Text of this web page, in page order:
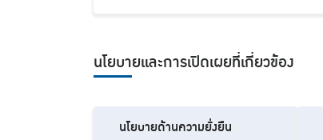
นโยบายและการเปิดเผยที่เกี่ยวข้อง
นโยบายด้านความยั่งยืน